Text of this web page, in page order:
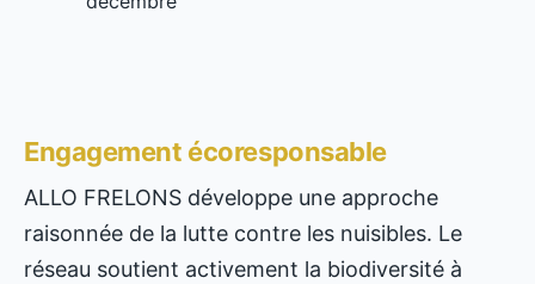
Engagement écoresponsable
ALLO FRELONS développe une approche
raisonnée de la lutte contre les nuisibles. Le
réseau soutient activement la biodiversité à